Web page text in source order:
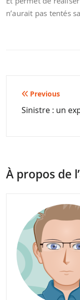
n’aurait pas tentés
Navigation
de
Previous
Sinistre : un
À propos de